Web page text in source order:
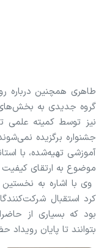
طاهری همچنین درباره
گروه جدیدی به
نیز توسط کمیته علمی
جشنواره برگزیده
آموزشی تهیه‌شده، با
موضوع به ارتقای
کرد استقبال
بود که بسیاری از
بتوانند تا پایان رویداد